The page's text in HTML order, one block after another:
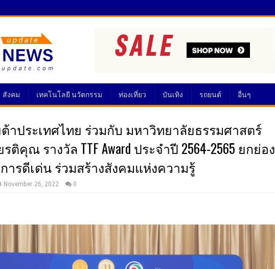
สังคม เทคโนโลยี นวัตกรรม ท่องเที่ยว บันเทิง รถยนต์ อื่นๆ
าประเทศไทย ร่วมกับ มหาวิทยาลัยธรรมศาสตร์
ติคุณ รางวัล TTF Award ประจำปี 2564-2565 ยกย่อง
ารดีเด่น ร่วมสร้างสังคมแห่งความรู้
November 26, 2022 0